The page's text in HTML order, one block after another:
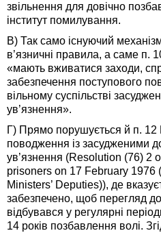
звільнення для довічно
інститут помилування.
В) Так само існуючий
в’язничні правила, а саме п.
«мають вживатися заходи,
забезпечення поступового
вільному суспільстві
ув’язнення».
Г) Прямо порушується й п. 12
поводження із засудженими
ув’язнення (Resolution (76) 2
prisoners on 17 February 1976
Ministers’ Deputies)), де
забезпечено, щоб перегляд
відбувався у регулярні
14 років позбавлення волі.